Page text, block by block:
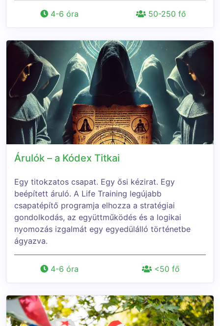
4-6 óra 50-250 fő
Árulók – a Kódex Titkai
Egy titokzatos csapat. Egy ősi kézirat. Egy
beépített áruló. A Life Training legújabb
csapatépítő programja elhozza a stratégiai
gondolkodás, az együttműködés és a logikai
nyomozás izgalmát egy egyedülálló történetbe
ágyazva.
4-6 óra <50 fő